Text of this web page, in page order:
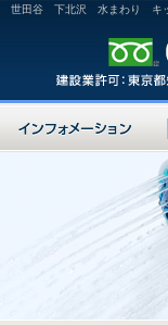
世田谷 下北沢 水まわり